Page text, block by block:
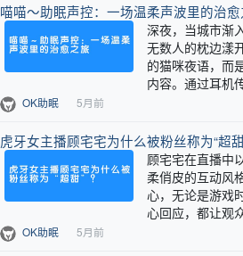
喵喵～助眠声控：一场温柔声波里的治
深夜，当城市渐
无数人的枕边漾
的猫咪夜语，而
内容。通过耳机
无形的手，正
OK助眠 5月前
虎牙女主播顾宅宅为什么被粉丝称为“超甜
顾宅宅在直播中
柔俏皮的互动风
心，无论是游戏
心回应，都让观
围，因此“超甜
OK助眠 5月前